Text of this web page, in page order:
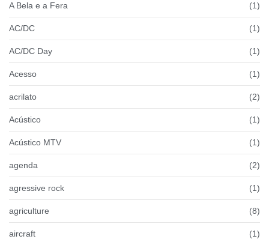
A Bela e a Fera (1)
AC/DC (1)
AC/DC Day (1)
Acesso (1)
acrilato (2)
Acústico (1)
Acústico MTV (1)
agenda (2)
agressive rock (1)
agriculture (8)
aircraft (1)